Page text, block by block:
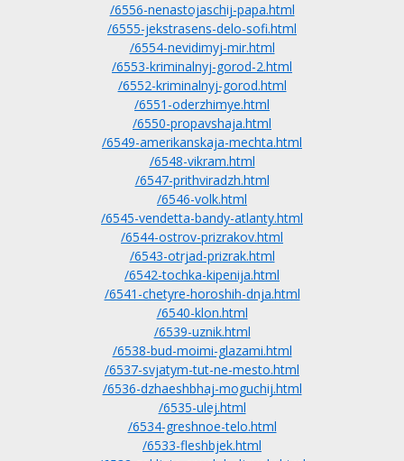
/6556-nenastojaschij-papa.html
/6555-jekstrasens-delo-sofi.html
/6554-nevidimyj-mir.html
/6553-kriminalnyj-gorod-2.html
/6552-kriminalnyj-gorod.html
/6551-oderzhimye.html
/6550-propavshaja.html
/6549-amerikanskaja-mechta.html
/6548-vikram.html
/6547-prithviradzh.html
/6546-volk.html
/6545-vendetta-bandy-atlanty.html
/6544-ostrov-prizrakov.html
/6543-otrjad-prizrak.html
/6542-tochka-kipenija.html
/6541-chetyre-horoshih-dnja.html
/6540-klon.html
/6539-uznik.html
/6538-bud-moimi-glazami.html
/6537-svjatym-tut-ne-mesto.html
/6536-dzhaeshbhaj-moguchij.html
/6535-ulej.html
/6534-greshnoe-telo.html
/6533-fleshbjek.html